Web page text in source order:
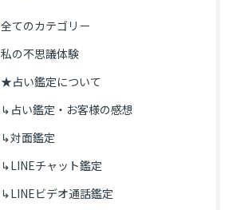
全てのカテゴリー
私の不思議体験
★占い鑑定について
↳占い鑑定・お客様の感想
↳対面鑑定
↳LINEチャット鑑定
↳LINEビデオ通話鑑定